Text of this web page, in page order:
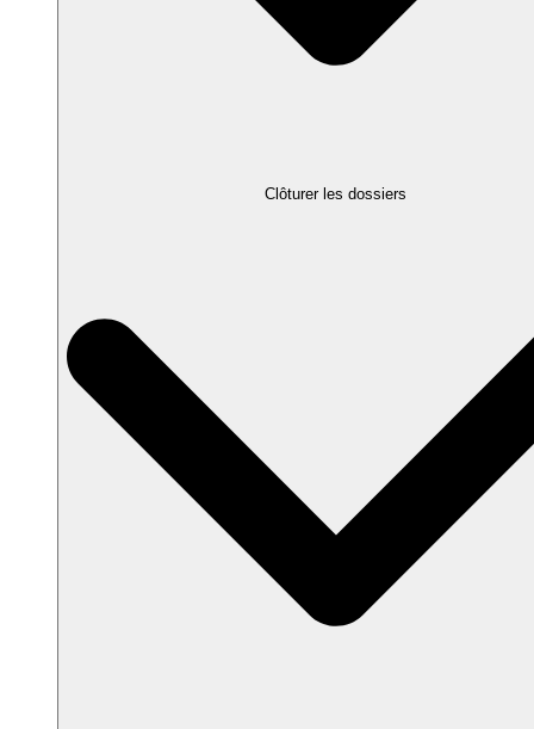
Clôturer les dossiers